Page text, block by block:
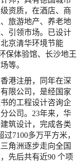
资质，在酒店、商
旅游地产、养老地
引领市场。已设计
京清华环境节能
保体验馆、长沙地王
等。
港注册，同年在深
限公司，是经国家
的工程设计咨询企
公司。23年来，华
筑设计，完成各类
7100多万平方米，
角洲逐步走向全国
先后共有近90 个项